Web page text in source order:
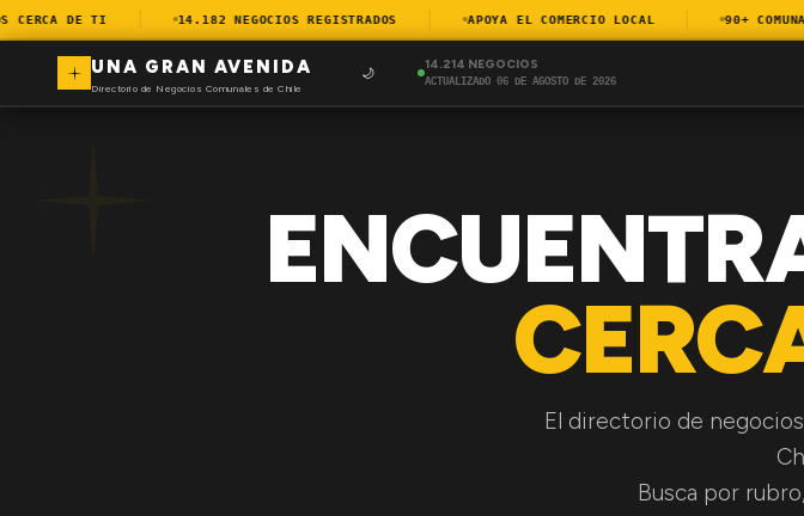
DE TI 14.182 NEGOCIOS REGISTRADOS APOYA EL COMERCIO LOCAL 90+
UNA GRAN AVENIDA
Directorio de Negocios Comunales de Chile
🌙
14.214 NEGOCIOS
ACTUALIZADO 06 DE AGOSTO DE 2026
El directorio de
Busca por